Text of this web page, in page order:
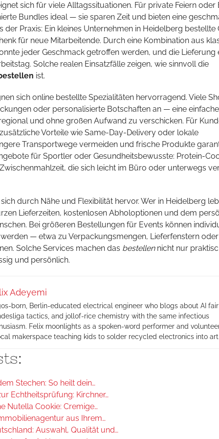
sich für viele Alltagssituationen. Für private Feiern oder
Bundles ideal — sie sparen Zeit und bieten eine
der Praxis: Ein kleines Unternehmen in Heidelberg bestellte
für neue Mitarbeitende. Durch eine Kombination aus
jeder Geschmack getroffen werden, und die Lieferung
Solche realen Einsatzfälle zeigen, wie sinnvoll die
ist.
sich online bestellte Spezialitäten hervorragend. Viele
oder personalisierte Botschaften an — eine einfache
und ohne großen Aufwand zu verschicken. Für
Vorteile wie Same-Day-Delivery oder lokale
Transportwege vermeiden und frische Produkte
für Sportler oder Gesundheitsbewusste: Protein-
die sich leicht im Büro oder unterwegs
durch Nähe und Flexibilität hervor. Wer in Heidelberg
Lieferzeiten, kostenlosen Abholoptionen und dem
Bei größeren Bestellungen für Events können
— etwa zu Verpackungsmengen, Lieferfenstern
Solche Services machen das bestellennicht nur
und persönlich.
Adeyemi
born, Berlin-educated electrical engineer who blogs about AI
tactics, and jollof-rice chemistry with the same infectious
Felix moonlights as a spoken-word performer and
makerspace teaching kids to solder recycled electronics into
Stechen: So heilt dein…
Echtheitsprüfung: Kirchner…
Nutella Cookie: Cremige…
aus Ihrem…
Auswahl, Qualität und…